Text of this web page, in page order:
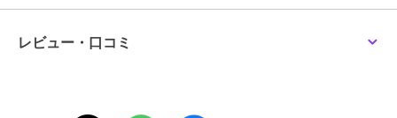
近年はヴィンテージライクな風合いと現代的なシルエットを融合さ
レビュー・口コミ